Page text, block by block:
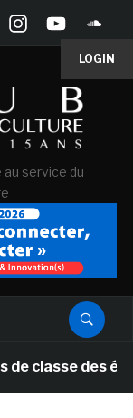
LOGIN
service du
des écoles